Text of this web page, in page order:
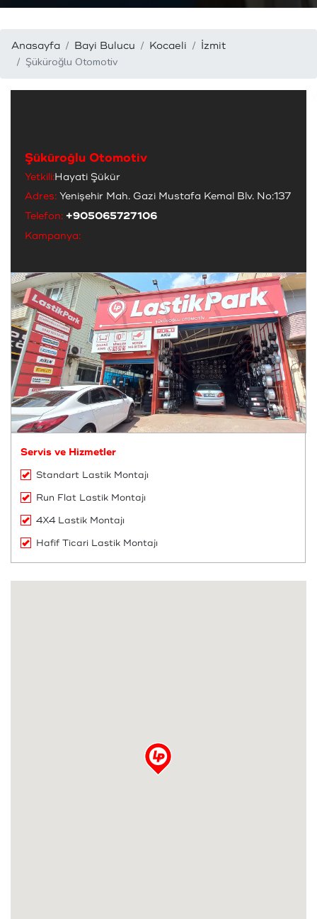
Anasayfa Bayi Bulucu Kocaeli İzmit
Şüküroğlu Otomotiv
Şüküroğlu Otomotiv
Yetkili:Hayati Şükür
Adres: Yenişehir Mah. Gazi Mustafa Kemal Blv. No:137
Telefon: +905065727106
Kampanya:
Servis ve Hizmetler
Standart Lastik Montajı
Run Flat Lastik Montajı
4X4 Lastik Montajı
Hafif Ticari Lastik Montajı